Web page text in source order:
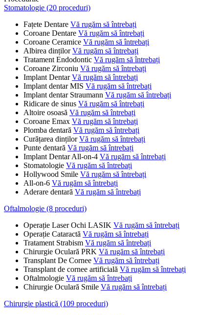
Stomatologie (20 proceduri)
Fațete Dentare Vă rugăm să întrebați
Coroane Dentare Vă rugăm să întrebați
Coroane Ceramice Vă rugăm să întrebați
Albirea dinților Vă rugăm să întrebați
Tratament Endodontic Vă rugăm să întrebați
Coroane Zirconiu Vă rugăm să întrebați
Implant Dentar Vă rugăm să întrebați
Implant dentar MIS Vă rugăm să întrebați
Implant dentar Straumann Vă rugăm să întrebați
Ridicare de sinus Vă rugăm să întrebați
Altoire osoasă Vă rugăm să întrebați
Coroane Emax Vă rugăm să întrebați
Plomba dentară Vă rugăm să întrebați
Curățarea dinților Vă rugăm să întrebați
Punte dentară Vă rugăm să întrebați
Implant Dentar All-on-4 Vă rugăm să întrebați
Stomatologie Vă rugăm să întrebați
Hollywood Smile Vă rugăm să întrebați
All-on-6 Vă rugăm să întrebați
Aderare dentară Vă rugăm să întrebați
Oftalmologie (8 proceduri)
Operație Laser Ochi LASIK Vă rugăm să întrebați
Operație Cataractă Vă rugăm să întrebați
Tratament Strabism Vă rugăm să întrebați
Chirurgie Oculară PRK Vă rugăm să întrebați
Transplant De Cornee Vă rugăm să întrebați
Transplant de cornee artificială Vă rugăm să întrebați
Oftalmologie Vă rugăm să întrebați
Chirurgie Oculară Smile Vă rugăm să întrebați
Chirurgie plastică (109 proceduri)